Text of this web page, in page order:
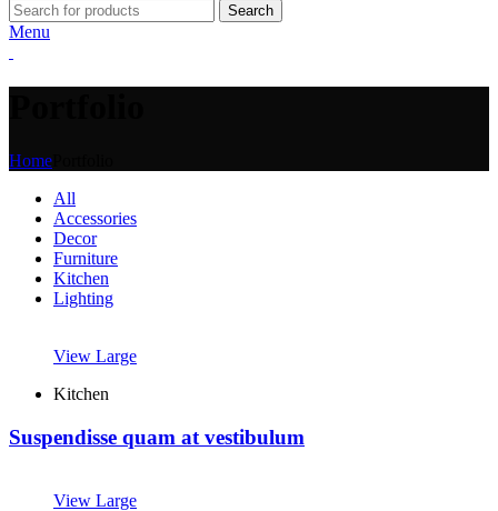
Search
Menu
Home
All
Accessories
Decor
Furniture
Kitchen
Lighting
View Large
Kitchen
Suspendisse quam at vestibulum
View Large